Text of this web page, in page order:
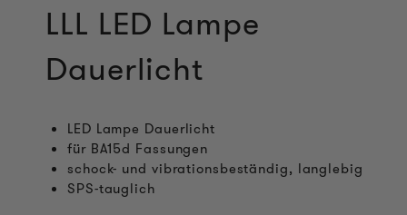
LLL LED Lampe
Dauerlicht
LED Lampe Dauerlicht
für BA15d Fassungen
schock- und vibrationsbeständig, langlebig
SPS-tauglich